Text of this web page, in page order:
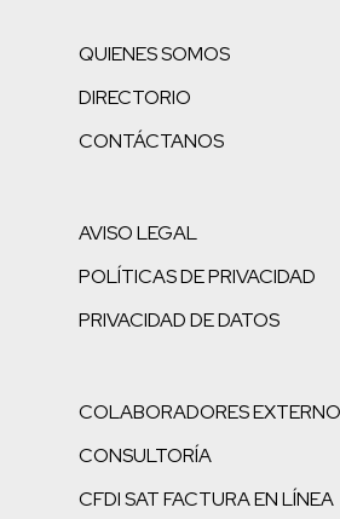
QUIENES SOMOS
DIRECTORIO
CONTÁCTANOS
AVISO LEGAL
POLÍTICAS DE PRIVACIDAD
PRIVACIDAD DE DATOS
COLABORADORES
CONSULTORÍA
CFDI SAT FACTURA EN LÍNEA